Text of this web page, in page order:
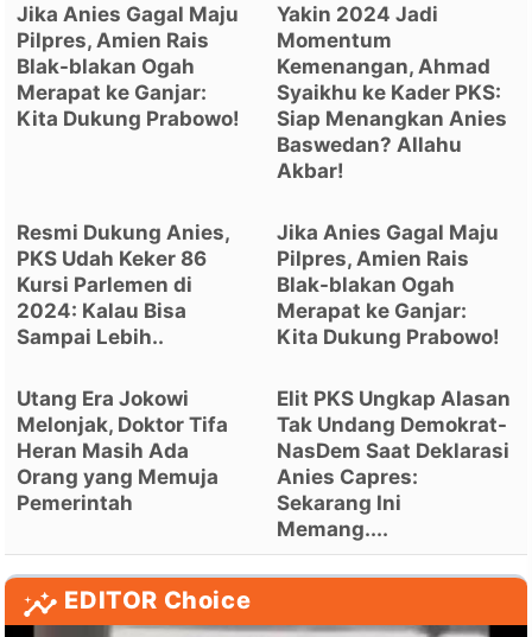
Jika Anies Gagal Maju
Pilpres, Amien Rais
Blak-blakan Ogah
Merapat ke Ganjar:
Kita Dukung Prabowo!
Yakin 2024 Jadi
Momentum
Kemenangan, Ahmad
Syaikhu ke Kader PKS:
Siap Menangkan Anies
Baswedan? Allahu
Akbar!
Resmi Dukung Anies,
PKS Udah Keker 86
Kursi Parlemen di
2024: Kalau Bisa
Sampai Lebih..
Jika Anies Gagal Maju
Pilpres, Amien Rais
Blak-blakan Ogah
Merapat ke Ganjar:
Kita Dukung Prabowo!
Utang Era Jokowi
Melonjak, Doktor Tifa
Heran Masih Ada
Orang yang Memuja
Pemerintah
Elit PKS Ungkap Alasan
Tak Undang Demokrat-
NasDem Saat Deklarasi
Anies Capres:
Sekarang Ini
Memang....
EDITOR Choice